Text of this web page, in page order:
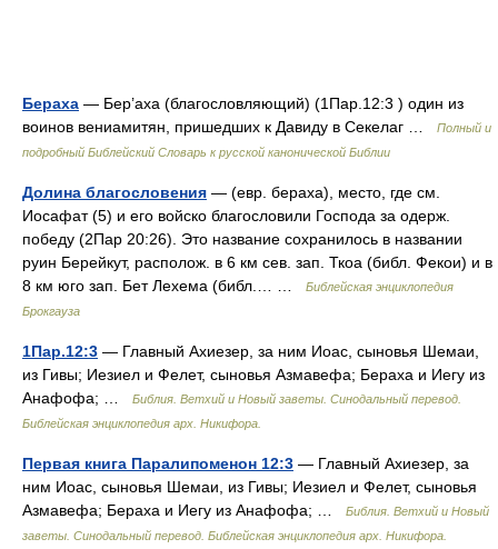
Бераха — Бер’аха (благословляющий) (1Пар.12:3 ) один из
воинов вениамитян, пришедших к Давиду в Секелаг …
Полный и
подробный Библейский Словарь к русской канонической Библии
Долина благословения — (евр. бераха), место, где см.
Иосафат (5) и его войско благословили Господа за одерж.
победу (2Пар 20:26). Это название сохранилось в названии
руин Берейкут, располож. в 6 км сев. зап. Ткоа (библ. Фекои) и в
8 км юго зап. Бет Лехема (библ.… …
Библейская энциклопедия
Брокгауза
1Пар.12:3 — Главный Ахиезер, за ним Иоас, сыновья Шемаи,
из Гивы; Иезиел и Фелет, сыновья Азмавефа; Бераха и Иегу из
Анафофа; …
Библия. Ветхий и Новый заветы. Синодальный перевод.
Библейская энциклопедия арх. Никифора.
Первая книга Паралипоменон 12:3 — Главный Ахиезер, за
ним Иоас, сыновья Шемаи, из Гивы; Иезиел и Фелет, сыновья
Азмавефа; Бераха и Иегу из Анафофа; …
Библия. Ветхий и Новый
заветы. Синодальный перевод. Библейская энциклопедия арх. Никифора.